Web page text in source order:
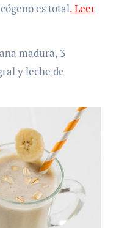
es total. Leer
madura, 3
y leche de